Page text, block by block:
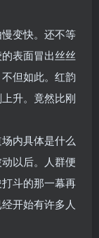
变快。还不等
表面冒出丝丝
但如此。红韵
升。竟然比刚
内具体是什么
以后。人群便
斗的那一幕再
开始有许多人